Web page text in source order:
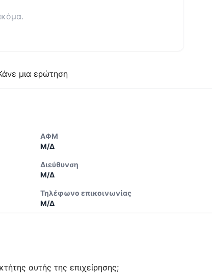
μια ερώτηση
ΑΦΜ
Μ/Δ
Διεύθυνση
Μ/Δ
Τηλέφωνο επικοινωνίας
Μ/Δ
αυτής της επιχείρησης;